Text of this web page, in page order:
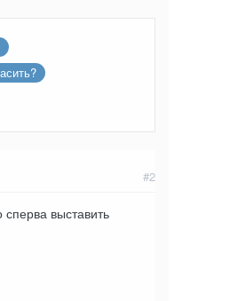
#2
выставить